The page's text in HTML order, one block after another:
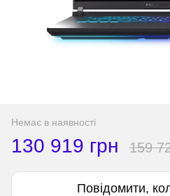
Немає в наявності
130 919 грн 159
Повідомити,